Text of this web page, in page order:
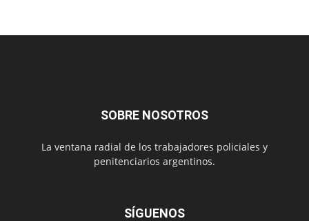
SOBRE NOSOTROS
La ventana radial de los trabajadores policiales y
penitenciarios argentinos.
SÍGUENOS